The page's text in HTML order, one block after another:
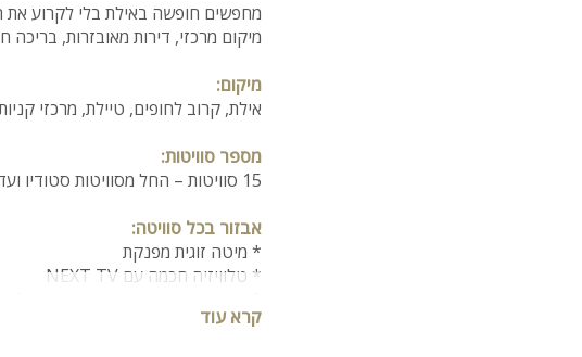
מחפשים חופשה באילת בלי לקרוע את
מיקום מרכזי, דירות מאובזרות,
מיקום:
אילת, קרוב לחופים, טיילת, מרכזי
מספר סוויטות:
15 סוויטות – החל מסוויטות סטודיו ועד סוויטות עם 3 חדרים.
אבזור בכל סוויטה:
* מיטה זוגית מפנקת
* טלוויזיה חכמה עם NEXT TV
* מטבחון עם מקרר, כיריים,
* חדר רחצה מודרני
קרא עוד